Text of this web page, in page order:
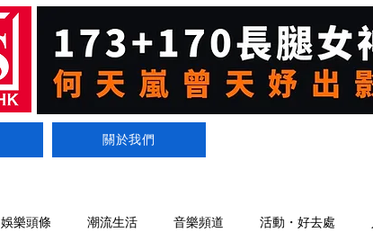
關於我們
娛樂頭條 潮流生活 音樂頻道 活動・好去處